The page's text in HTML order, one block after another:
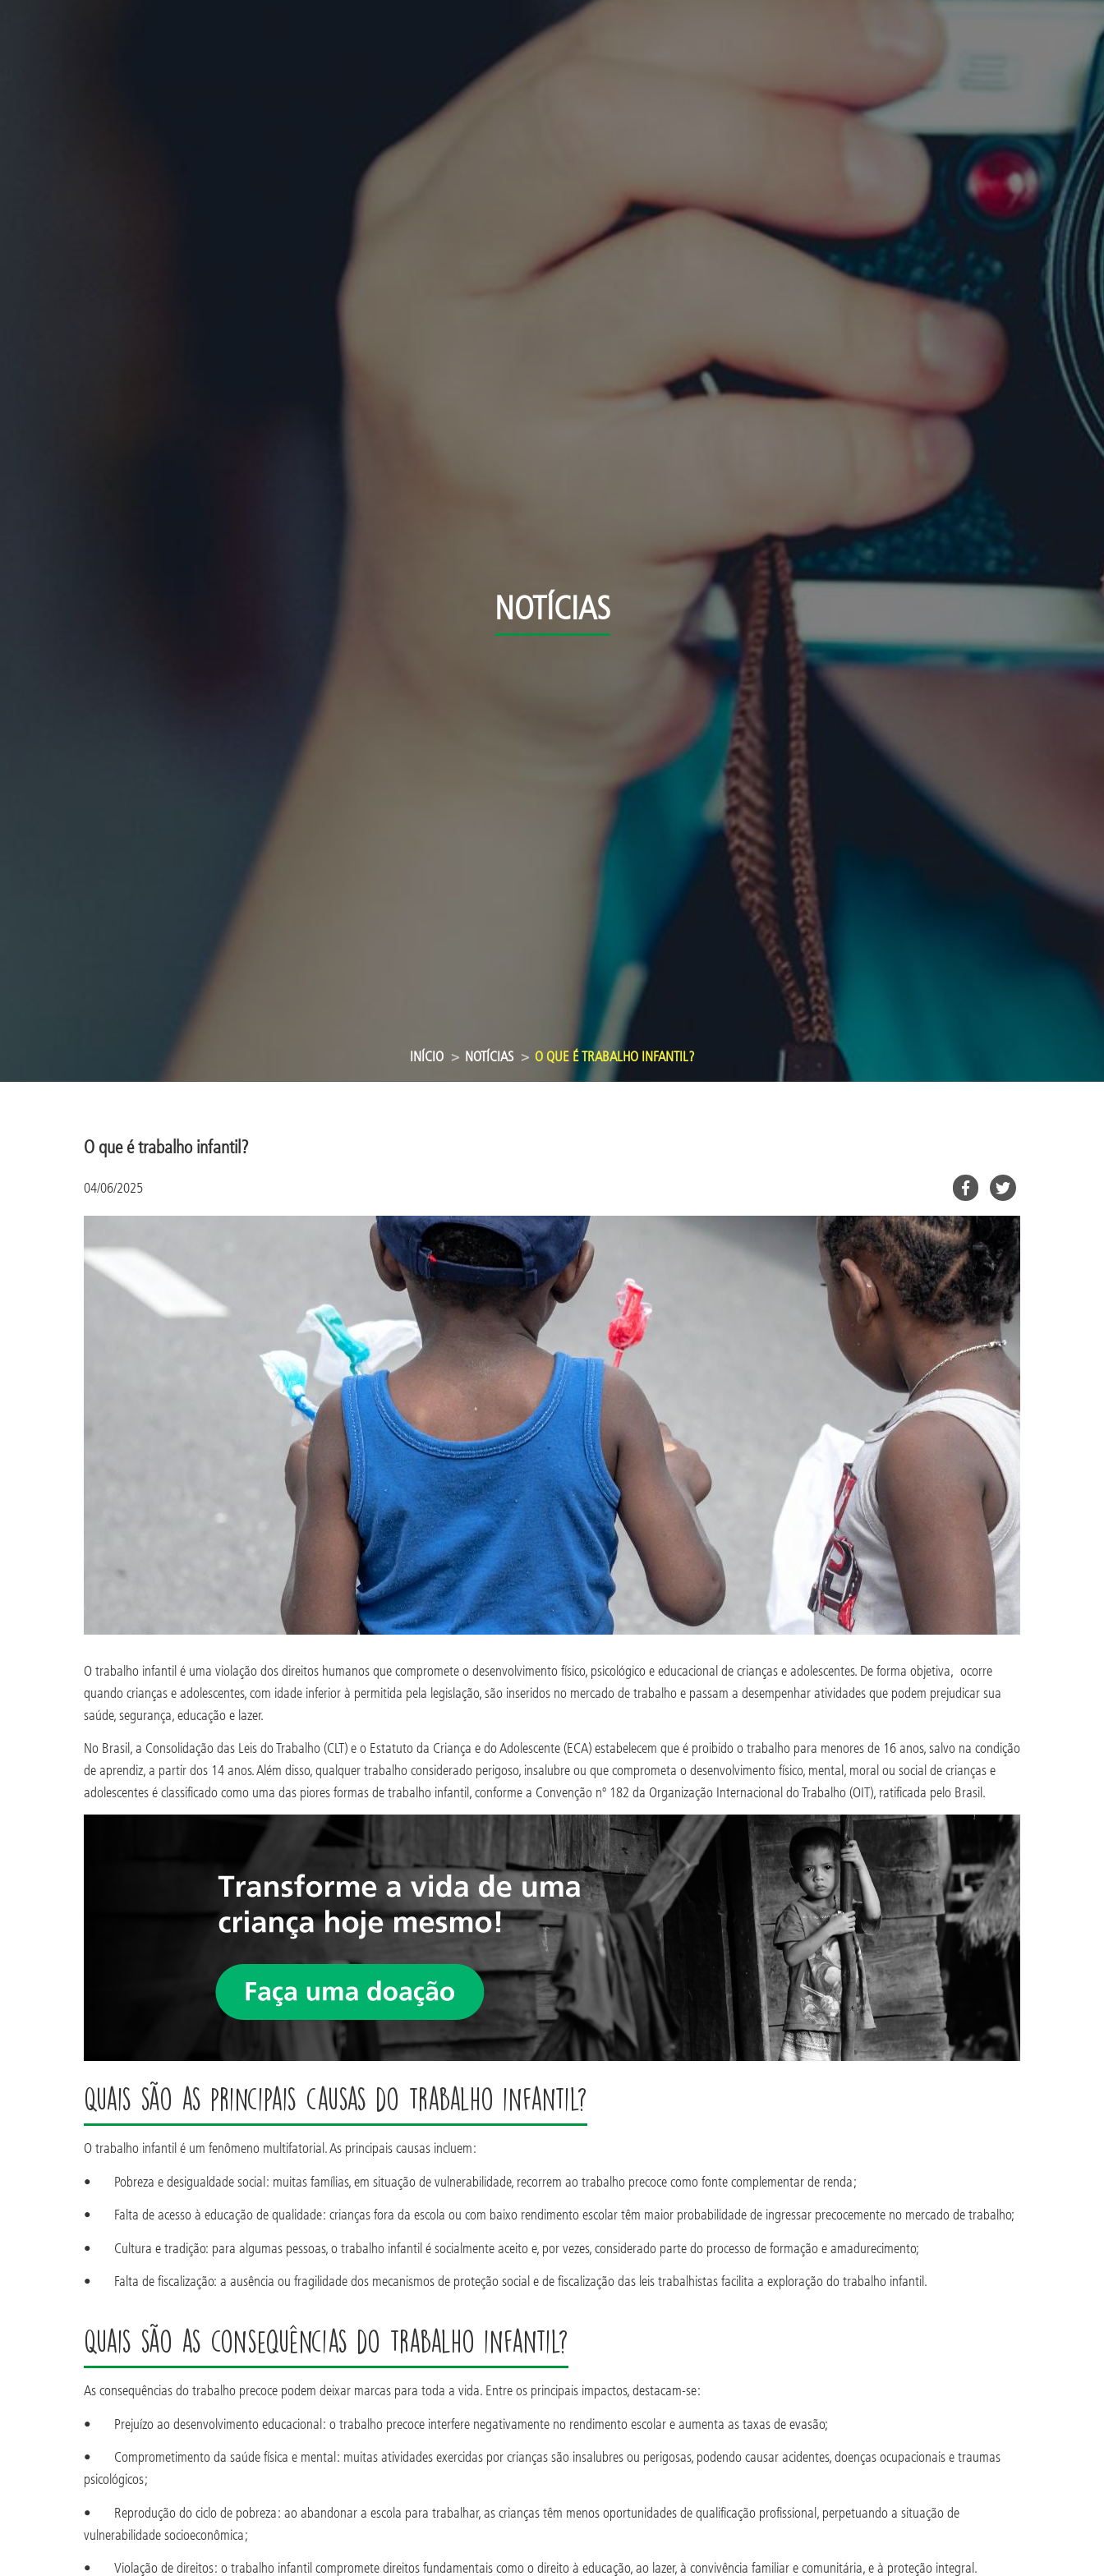
NOTÍCIAS
INÍCIO NOTÍCIAS O QUE É TRABALHO INFANTIL?
O que é trabalho infantil?
04/06/2025
O trabalho infantil é uma violação dos direitos humanos que compromete o desenvolvimento físico, psicológico e educacional de crianças e adolescentes. De forma objetiva, ocorre
quando crianças e adolescentes, com idade inferior à permitida pela legislação, são inseridos no mercado de trabalho e passam a desempenhar atividades que podem prejudicar sua
saúde, segurança, educação e lazer.
No Brasil, a Consolidação das Leis do Trabalho (CLT) e o Estatuto da Criança e do Adolescente (ECA) estabelecem que é proibido o trabalho para menores de 16 anos, salvo na condição
de aprendiz, a partir dos 14 anos. Além disso, qualquer trabalho considerado perigoso, insalubre ou que comprometa o desenvolvimento físico, mental, moral ou social de crianças e
adolescentes é classificado como uma das piores formas de trabalho infantil, conforme a Convenção nº 182 da Organização Internacional do Trabalho (OIT), ratificada pelo Brasil.
Quais são as principais causas do trabalho infantil?
O trabalho infantil é um fenômeno multifatorial. As principais causas incluem:
• Pobreza e desigualdade social: muitas famílias, em situação de vulnerabilidade, recorrem ao trabalho precoce como fonte complementar de renda;
• Falta de acesso à educação de qualidade: crianças fora da escola ou com baixo rendimento escolar têm maior probabilidade de ingressar precocemente no mercado de trabalho;
• Cultura e tradição: para algumas pessoas, o trabalho infantil é socialmente aceito e, por vezes, considerado parte do processo de formação e amadurecimento;
• Falta de fiscalização: a ausência ou fragilidade dos mecanismos de proteção social e de fiscalização das leis trabalhistas facilita a exploração do trabalho infantil.
Quais são as consequências do trabalho infantil?
As consequências do trabalho precoce podem deixar marcas para toda a vida. Entre os principais impactos, destacam-se:
• Prejuízo ao desenvolvimento educacional: o trabalho precoce interfere negativamente no rendimento escolar e aumenta as taxas de evasão;
• Comprometimento da saúde física e mental: muitas atividades exercidas por crianças são insalubres ou perigosas, podendo causar acidentes, doenças ocupacionais e traumas
psicológicos;
• Reprodução do ciclo de pobreza: ao abandonar a escola para trabalhar, as crianças têm menos oportunidades de qualificação profissional, perpetuando a situação de
vulnerabilidade socioeconômica;
• Violação de direitos: o trabalho infantil compromete direitos fundamentais como o direito à educação, ao lazer, à convivência familiar e comunitária, e à proteção integral.